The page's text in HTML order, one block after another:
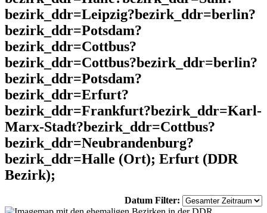
bezirk_ddr=Leipzig?bezirk_ddr=berlin?
bezirk_ddr=Potsdam?
bezirk_ddr=Cottbus?
bezirk_ddr=Cottbus?bezirk_ddr=berlin?
bezirk_ddr=Potsdam?
bezirk_ddr=Erfurt?
bezirk_ddr=Frankfurt?bezirk_ddr=Karl-
Marx-Stadt?bezirk_ddr=Cottbus?
bezirk_ddr=Neubrandenburg?
bezirk_ddr=Halle (Ort); Erfurt (DDR
Bezirk);
Datum Filter: